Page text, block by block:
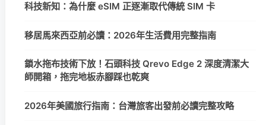
科技新知：為什麼 eSIM 正逐漸取代傳統 SIM 卡
移居馬來西亞前必讀：2026年生活費用完整指南
鎖水拖布技術下放！石頭科技 Qrevo Edge 2 深度清潔大
師開箱，拖完地板赤腳踩也乾爽
2026年美國旅行指南：台灣旅客出發前必讀完整攻略